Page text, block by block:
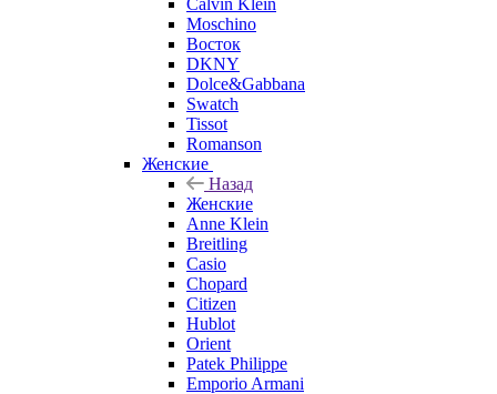
Calvin Klein
Moschino
Восток
DKNY
Dolce&Gabbana
Swatch
Tissot
Romanson
Женские
Назад
Женские
Anne Klein
Breitling
Casio
Chopard
Citizen
Hublot
Orient
Patek Philippe
Emporio Armani